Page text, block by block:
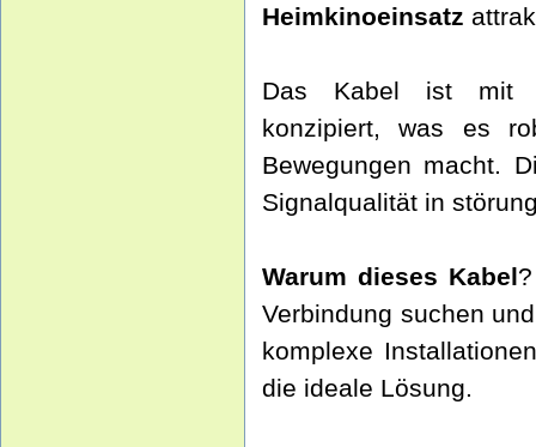
Heimkinoeinsatz
Das Kabel ist
konzipiert, was es
Bewegungen macht.
Signalqualität in
Warum dieses Kabel
Verbindung suchen
komplexe
die ideale Lösung.